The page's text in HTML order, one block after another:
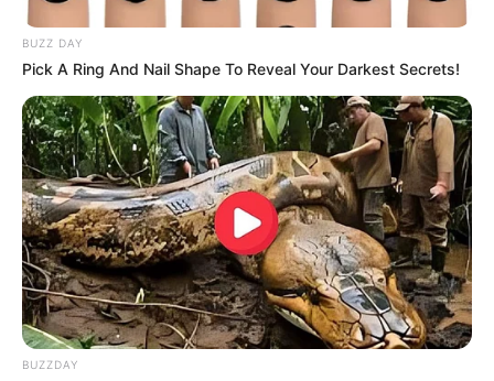
BUZZ DAY
Pick A Ring And Nail Shape To Reveal Your Darkest Secrets!
BUZZDAY